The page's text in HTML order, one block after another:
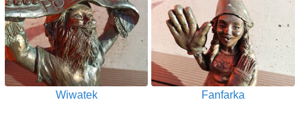
Wiwatek Fanfarka